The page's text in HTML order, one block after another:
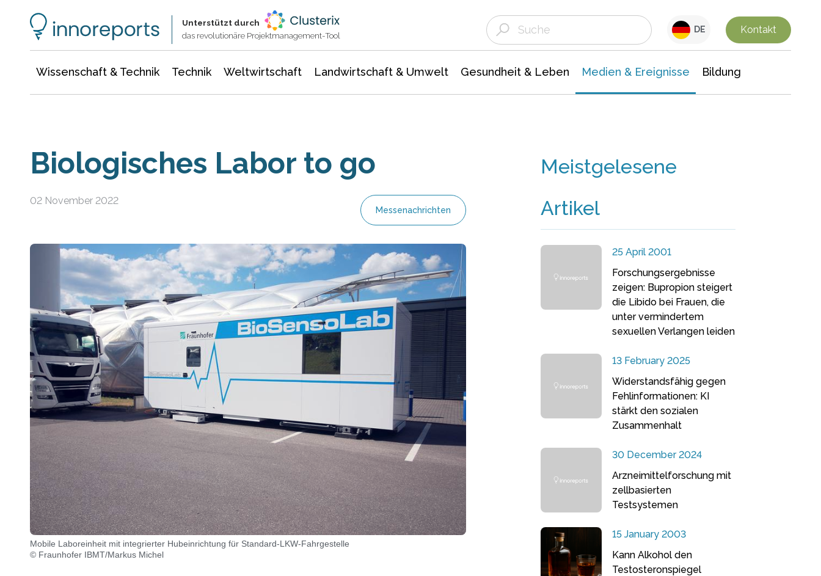
Unterstützt durch
das revolutionäre Projektmanagement-Tool
DE Kontakt
Wissenschaft & Technik Technik Weltwirtschaft Landwirtschaft & Umwelt Gesundheit & Leben Medien & Ereignisse Bildung
Biologisches Labor to go
02 November 2022
Messenachrichten
Mobile Laboreinheit mit integrierter Hubeinrichtung für Standard-LKW-Fahrgestelle
© Fraunhofer IBMT/Markus Michel
Meistgelesene
Artikel
25 April 2001
Forschungsergebnisse
zeigen: Bupropion steigert
die Libido bei Frauen, die
unter vermindertem
sexuellen Verlangen leiden
13 February 2025
Widerstandsfähig gegen
Fehlinformationen: KI
stärkt den sozialen
Zusammenhalt
30 December 2024
Arzneimittelforschung mit
zellbasierten
Testsystemen
15 January 2003
Kann Alkohol den
Testosteronspiegel